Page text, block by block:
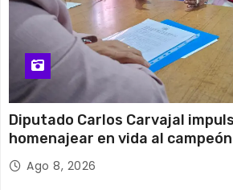
Diputado Carlos Carvajal
homenajear en vida al
Choque
Ago 8, 2026